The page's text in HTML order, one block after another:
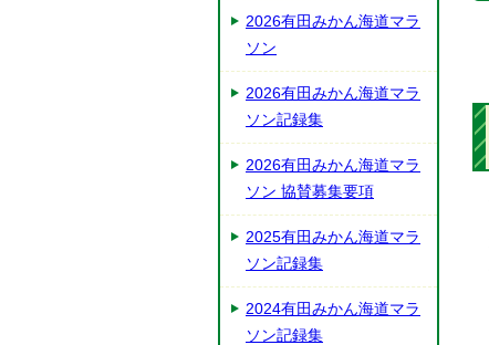
2026有田みかん海道マラ
ソン
2026有田みかん海道マラ
ソン記録集
2026有田みかん海道マラ
ソン 協賛募集要項
2025有田みかん海道マラ
ソン記録集
2024有田みかん海道マラ
ソン記録集